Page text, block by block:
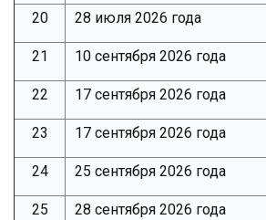
20 28 июля 2026 года
21 10 сентября 2026 года
22 17 сентября 2026 года
23 17 сентября 2026 года
24 25 сентября 2026 года
25 28 сентября 2026 года